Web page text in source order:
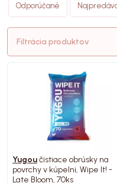
Odporúčané
Filtrácia produktov
Yugoučistiace obrúsky na
povrchy v kúpelni, Wipe It! -
Late Bloom, 70ks